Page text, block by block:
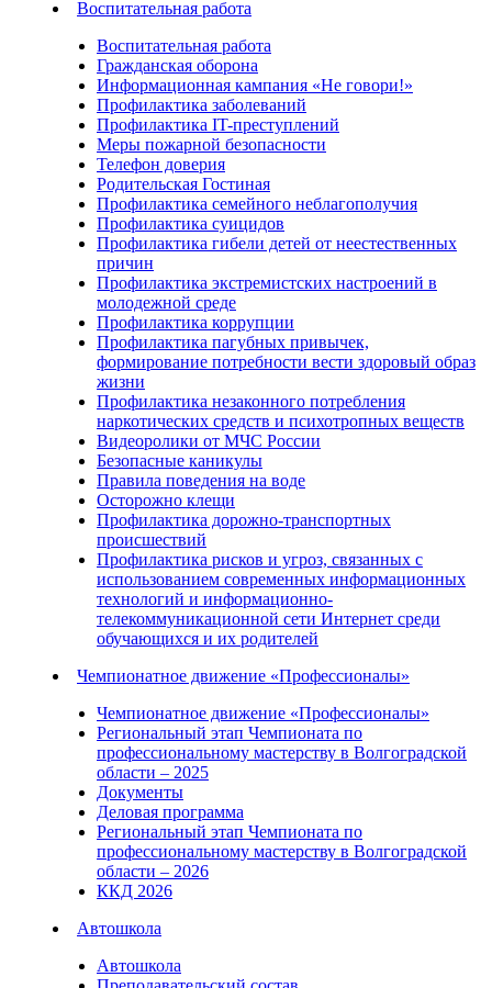
Воспитательная работа
Воспитательная работа
Гражданская оборона
Информационная кампания «Не говори!»
Профилактика заболеваний
Профилактика IT-преступлений
Меры пожарной безопасности
Телефон доверия
Родительская Гостиная
Профилактика семейного неблагополучия
Профилактика суицидов
Профилактика гибели детей от неестественных
причин
Профилактика экстремистских настроений в
молодежной среде
Профилактика коррупции
Профилактика пагубных привычек,
формирование потребности вести здоровый образ
жизни
Профилактика незаконного потребления
наркотических средств и психотропных веществ
Видеоролики от МЧС России
Безопасные каникулы
Правила поведения на воде
Осторожно клещи
Профилактика дорожно-транспортных
происшествий
Профилактика рисков и угроз, связанных с
использованием современных информационных
технологий и информационно-
телекоммуникационной сети Интернет среди
обучающихся и их родителей
Чемпионатное движение «Профессионалы»
Чемпионатное движение «Профессионалы»
Региональный этап Чемпионата по
профессиональному мастерству в Волгоградской
области – 2025
Документы
Деловая программа
Региональный этап Чемпионата по
профессиональному мастерству в Волгоградской
области – 2026
ККД 2026
Автошкола
Автошкола